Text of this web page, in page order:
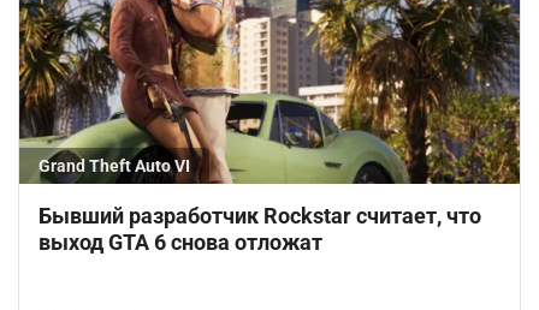
Grand Theft Auto VI
Бывший разработчик Rockstar считает, что
выход GTA 6 снова отложат